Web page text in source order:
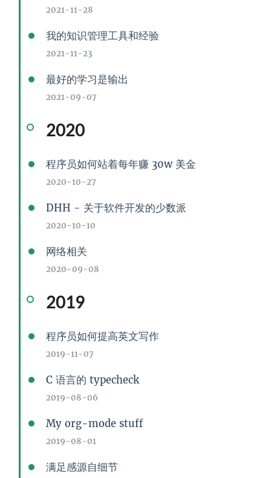
2021-11-28
我的知识管理工具和经验
2021-11-23
最好的学习是输出
2021-09-07
2020
程序员如何站着每年赚 30w 美金
2020-10-27
DHH - 关于软件开发的少数派
2020-10-10
网络相关
2020-09-08
2019
程序员如何提高英文写作
2019-11-07
C 语言的 typecheck
2019-08-06
My org-mode stuff
2019-08-01
满足感源自细节